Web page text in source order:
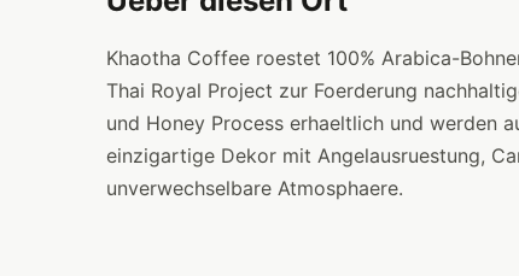
Khaotha Coffee roestet 100% Arabica-
Thai Royal Project zur Foerderung
und Honey Process erhaeltlich und werden
einzigartige Dekor mit Angelausruestung,
unverwechselbare Atmosphaere.